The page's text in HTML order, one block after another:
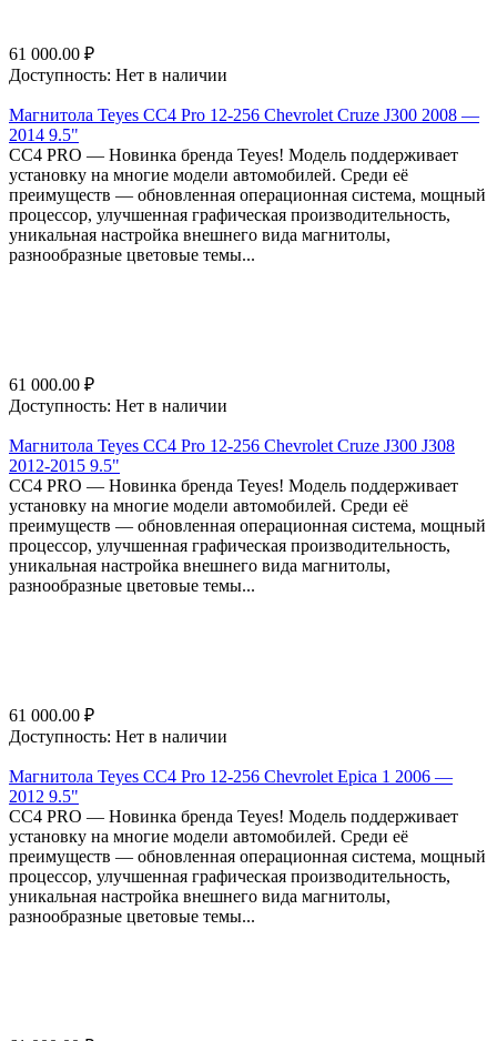
61 000.00 ₽
Доступность: Нет в наличии
Магнитола Teyes CC4 Pro 12-256 Chevrolet Cruze J300 2008 —
2014 9.5"
СС4 PRO — Новинка бренда Teyes! Модель поддерживает
установку на многие модели автомобилей. Среди её
преимуществ — обновленная операционная система, мощный
процессор, улучшенная графическая производительность,
уникальная настройка внешнего вида магнитолы,
разнообразные цветовые темы...
61 000.00 ₽
Доступность: Нет в наличии
Магнитола Teyes CC4 Pro 12-256 Chevrolet Cruze J300 J308
2012-2015 9.5"
СС4 PRO — Новинка бренда Teyes! Модель поддерживает
установку на многие модели автомобилей. Среди её
преимуществ — обновленная операционная система, мощный
процессор, улучшенная графическая производительность,
уникальная настройка внешнего вида магнитолы,
разнообразные цветовые темы...
61 000.00 ₽
Доступность: Нет в наличии
Магнитола Teyes CC4 Pro 12-256 Chevrolet Epica 1 2006 —
2012 9.5"
СС4 PRO — Новинка бренда Teyes! Модель поддерживает
установку на многие модели автомобилей. Среди её
преимуществ — обновленная операционная система, мощный
процессор, улучшенная графическая производительность,
уникальная настройка внешнего вида магнитолы,
разнообразные цветовые темы...